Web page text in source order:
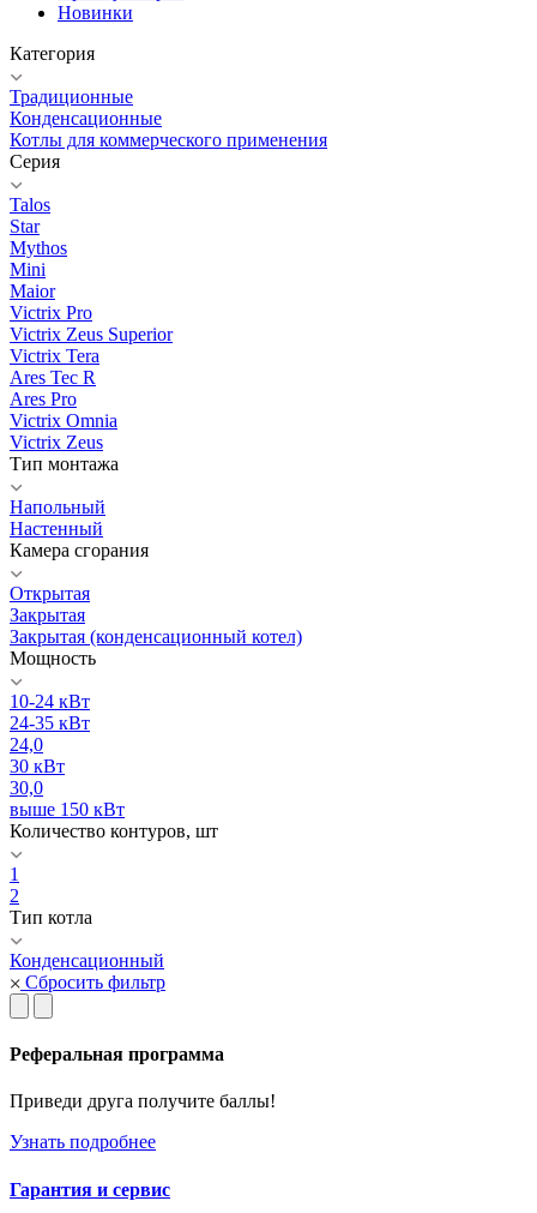
Новинки
Категория
Традиционные
Конденсационные
Котлы для коммерческого применения
Серия
Talos
Star
Mythos
Mini
Maior
Victrix Pro
Victrix Zeus Superior
Victrix Tera
Ares Tec R
Ares Pro
Victrix Omnia
Victrix Zeus
Тип монтажа
Напольный
Настенный
Камера сгорания
Открытая
Закрытая
Закрытая (конденсационный котел)
Мощность
10-24 кВт
24-35 кВт
24,0
30 кВт
30,0
выше 150 кВт
Количество контуров, шт
1
2
Тип котла
Конденсационный
Сбросить фильтр
Реферальная программа
Приведи друга получите баллы!
Узнать подробнее
Гарантия и сервис